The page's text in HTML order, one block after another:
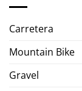
Carretera
Mountain Bike
Gravel